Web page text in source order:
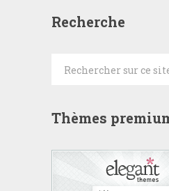
Recherche
Thèmes